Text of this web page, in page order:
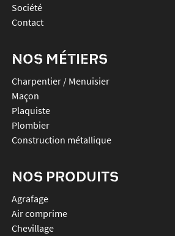
Société
Contact
NOS MÉTIERS
Charpentier / Menuisier
Maçon
Plaquiste
Plombier
Construction métallique
NOS PRODUITS
agrafage
air comprime
chevillage